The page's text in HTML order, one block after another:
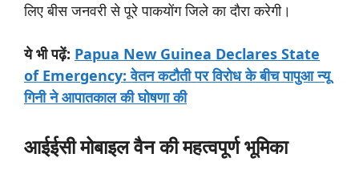
लिए बीस जनवरी से पूरे पाकयोंग जिले का दौरा करेगी।
ये भी पढ़ें: Papua New Guinea Declares State
of Emergency: वेतन कटौती पर विरोध के बीच पापुआ न्यू
गिनी ने आपातकाल की घोषणा की
आईईसी मोबाइल वैन कीमहत्वपूर्णभूमिका